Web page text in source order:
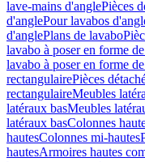
lave-mains d'anglePièces
d'anglePour lavabos
d'anglePlans de lavabo
lavabo à poser en forme
lavabo à poser en forme
rectangulairePièces
rectangulaireMeubles
latéraux basMeubles
latéraux basColonnes
hautesColonnes mi-hautes
hautesArmoires hautes